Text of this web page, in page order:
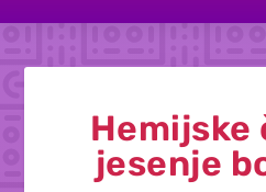
Hemijske
jesenje